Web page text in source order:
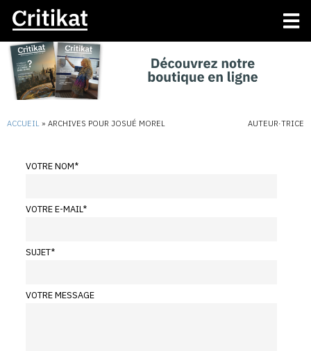
ACCUEIL » ARCHIVES POUR JOSUÉ MOREL AUTEUR·TRICE
VOTRE NOM*
VOTRE E-MAIL*
SUJET*
VOTRE MESSAGE